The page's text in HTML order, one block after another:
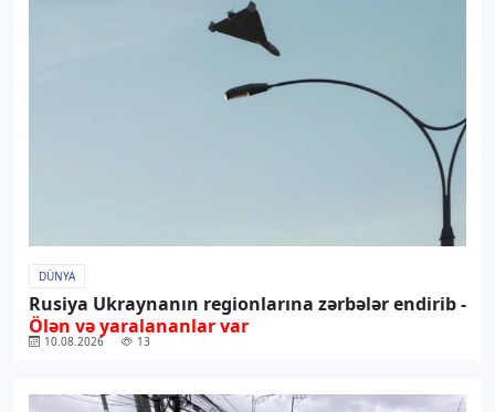
DÜNYA
Rusiya Ukraynanın regionlarına zərbələr endirib -
Ölən və yaralananlar var
10.08.2026 13